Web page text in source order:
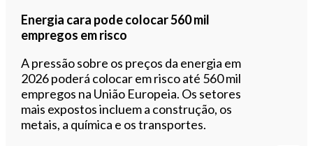
Energia cara pode colocar 560 mil
empregos em risco
A pressão sobre os preços da energia em
2026 poderá colocar em risco até 560 mil
empregos na União Europeia. Os setores
mais expostos incluem a construção, os
metais, a química e os transportes.